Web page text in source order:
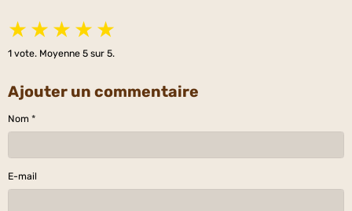
★ ★ ★ ★ ★
1 vote. Moyenne 5 sur 5.
Ajouter un commentaire
Nom
E-mail